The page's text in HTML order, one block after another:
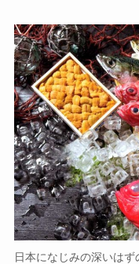
日本になじみの深いは